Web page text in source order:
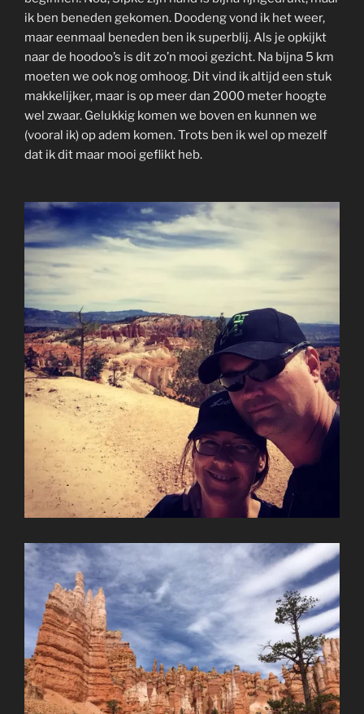
ik ben beneden gekomen. Doodeng vond ik het weer,
maar eenmaal beneden ben ik superblij. Als je opkijkt
naar de hoodoo’s is dit zo’n mooi gezicht. Na bijna 5 km
moeten we ook nog omhoog. Dit vind ik altijd een stuk
makkelijker, maar is op meer dan 2000 meter hoogte
wel zwaar. Gelukkig komen we boven en kunnen we
(vooral ik) op adem komen. Trots ben ik wel op mezelf
dat ik dit maar mooi geflikt heb.